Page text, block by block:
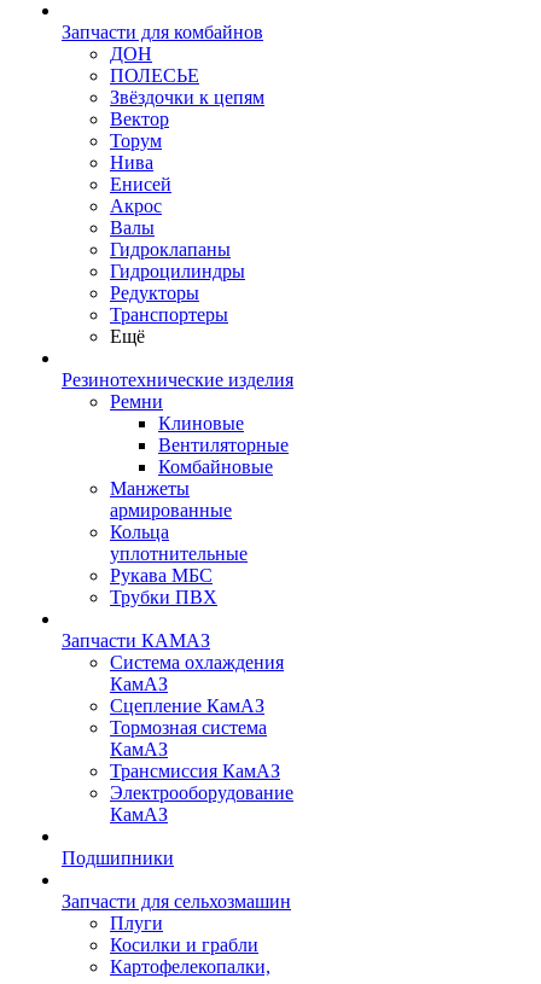
Запчасти для комбайнов
ДОН
ПОЛЕСЬЕ
Звёздочки к цепям
Вектор
Торум
Нива
Енисей
Акрос
Валы
Гидроклапаны
Гидроцилиндры
Редукторы
Транспортеры
Ещё
Резинотехнические изделия
Ремни
Клиновые
Вентиляторные
Комбайновые
Манжеты
армированные
Кольца
уплотнительные
Рукава МБС
Трубки ПВХ
Запчасти КАМАЗ
Система охлаждения
КамАЗ
Сцепление КамАЗ
Тормозная система
КамАЗ
Трансмиссия КамАЗ
Электрооборудование
КамАЗ
Подшипники
Запчасти для сельхозмашин
Плуги
Косилки и грабли
Картофелекопалки,